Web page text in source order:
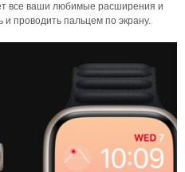
все ваши любимые расширения и
и проводить пальцем по экрану.